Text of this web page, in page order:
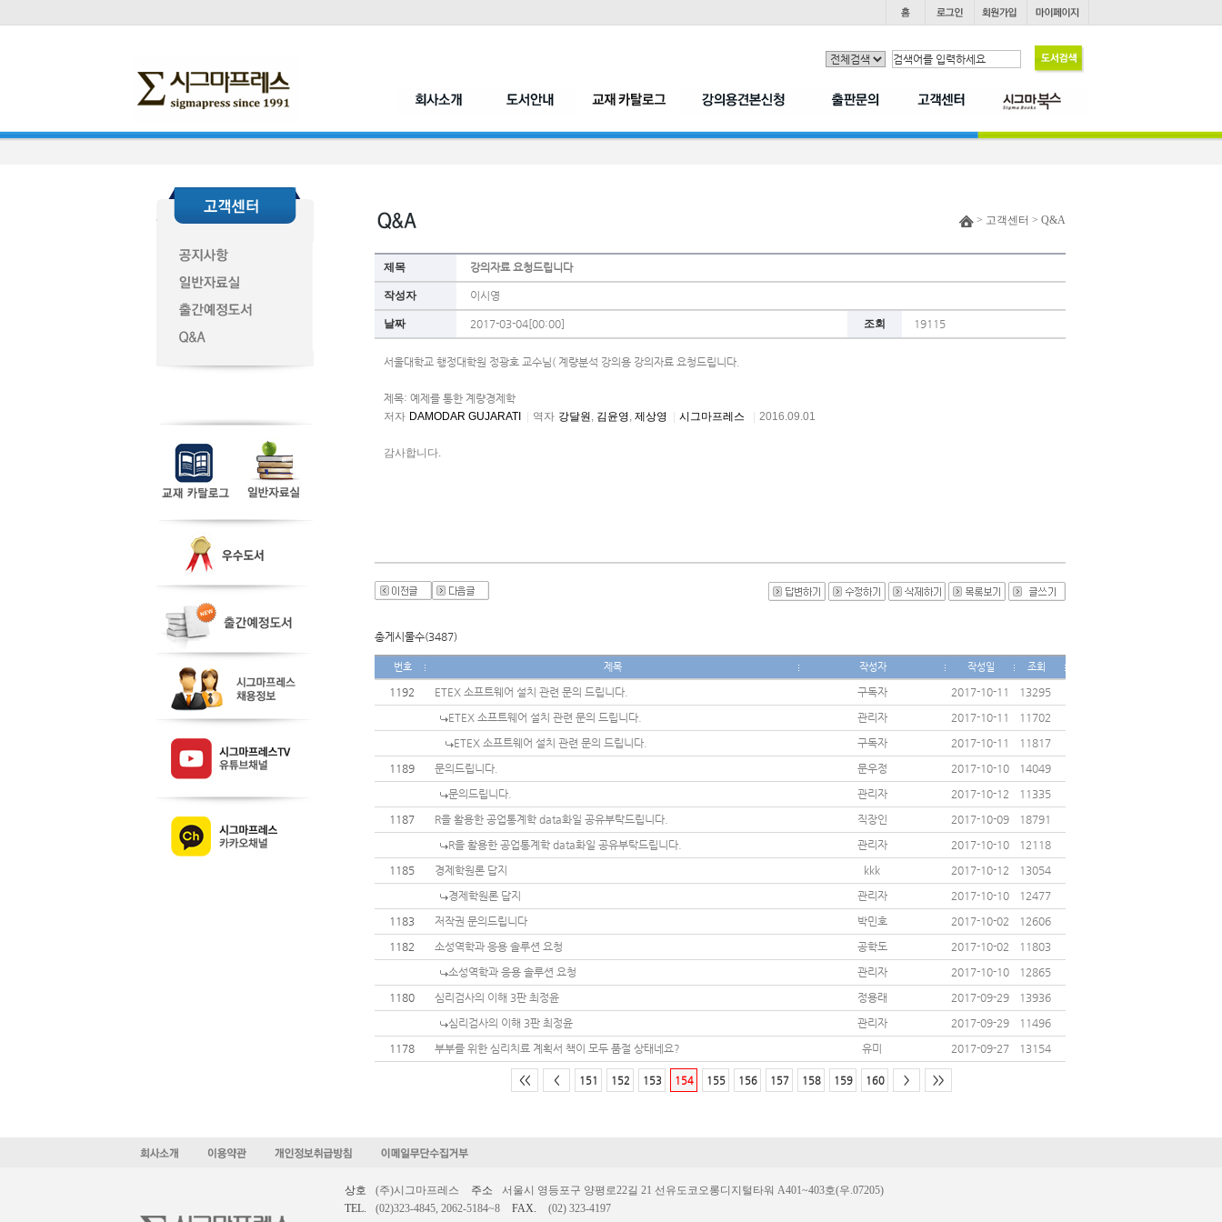
> 고객센터 > Q&A
제목 강의자료 요청드립니다
작성자 이시영
날짜 2017-03-04[00:00] 조회 19115
서울대학교 행정대학원 정광호 교수님( 계량분석 강의용 강의자료 요청드립니다.
제목: 예제를 통한 계량경제학
저자 DAMODAR GUJARATI 역자 강달원 , 김윤영, 제상영 시그마프레스 2016.09.01
감사합니다.
총게시물수(3487)
번호 제목 작성자 작성일 조회
1192 ETEX 소프트웨어 설치 관련 문의 드립니다. 구독자 2017-10-11
13295
ETEX 소프트웨어 설치 관련 문의 드립니다.
관리자 2017-10-11
11702
ETEX 소프트웨어 설치 관련 문의 드립니다.
구독자 2017-10-11
11817
1189
문의드립니다. 문우정 2017-10-10
14049
문의드립니다.
관리자 2017-10-12
11335
1187
R을 활용한 공업통계학 data화일 공유부탁드립니다. 직장인 2017-10-09
18791
R을 활용한 공업통계학 data화일 공유부탁드립니다.
관리자 2017-10-10
12118
1185
경제학원론 답지 kkk 2017-10-12
13054
경제학원론 답지
관리자 2017-10-10
12477
1183
저작권 문의드립니다 박민호 2017-10-02
12606
1182
소성역학과 응용 솔루션 요청 공학도 2017-10-02
11803
소성역학과 응용 솔루션 요청
관리자 2017-10-10
12865
1180
심리검사의 이해 3판 최정윤 정용래 2017-09-29
13936
심리검사의 이해 3판 최정윤
관리자 2017-09-29
11496
1178
부부를 위한 심리치료 계획서 책이 모두 품절 상태네요? 유미 2017-09-27 13154
<< < 151 152 153 154 155 156 157 158 159 160 > >>
상호 (주)시그마프레스 주소
서울시 영등포구 양평로22길 21 선유도코오롱디지털타워 A401~403호(우.07205)
TEL.
(02)323-4845, 2062-5184~8 FAX.
(02) 323-4197